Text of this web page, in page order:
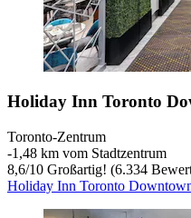
Holiday Inn Toronto
Toronto-Zentrum
‐1,48 km vom Stadtzentrum
8,6/10 Großartig! (6.334
Holiday Inn Toronto